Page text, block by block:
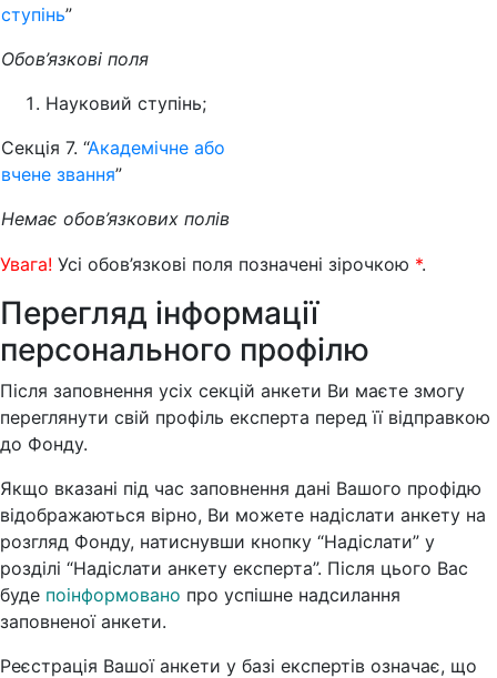
ступінь”
Обов’язкові поля
Науковий ступінь;
Секція 7. “Академічне або
вчене звання”
Немає обов’язкових полів
Увага! Усі обов’язкові поля позначені зірочкою *.
Перегляд інформації
персонального профілю
Після заповнення усіх секцій анкети Ви маєте змогу
переглянути свій профіль експерта перед її відправкою
до Фонду.
Якщо вказані під час заповнення дані Вашого профідю
відображаються вірно, Ви можете надіслати анкету на
розгляд Фонду, натиснувши кнопку “Надіслати” у
розділі “Надіслати анкету експерта”. Після цього Вас
буде поінформовано про успішне надсилання
заповненої анкети.
Реєстрація Вашої анкети у базі експертів означає, що